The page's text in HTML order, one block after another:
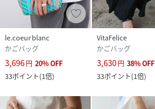
le.coeur blanc
かごバッグ
3,696円 20%OFF
33ポイント(1倍)
VitaFelice
かごバッグ
3,630円 38%OFF
33ポイント(1倍)